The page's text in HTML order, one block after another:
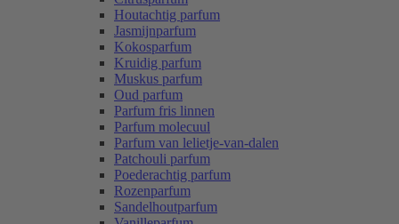
Houtachtig parfum
Jasmijnparfum
Kokosparfum
Kruidig parfum
Muskus parfum
Oud parfum
Parfum fris linnen
Parfum molecuul
Parfum van lelietje-van-dalen
Patchouli parfum
Poederachtig parfum
Rozenparfum
Sandelhoutparfum